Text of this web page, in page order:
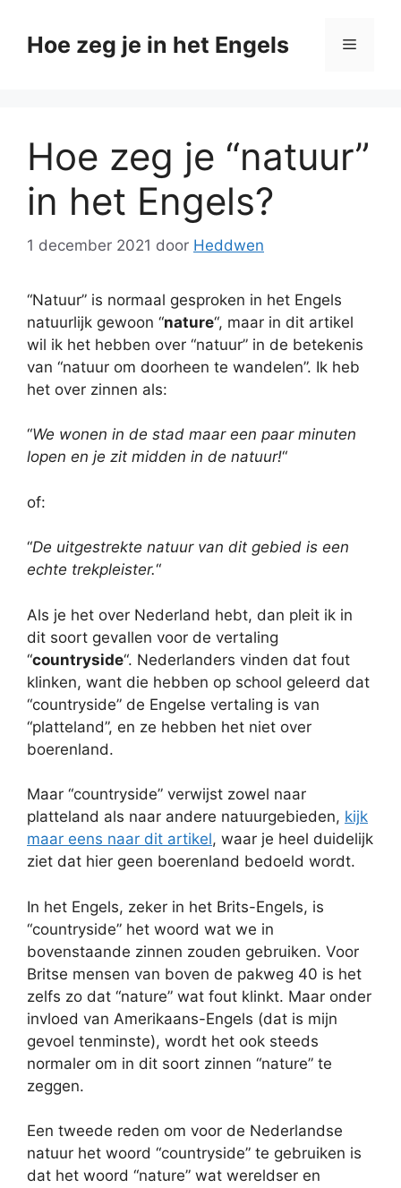
naarHoe zeg je in het Engels Menu
Hoe zeg je “natuur”
in het Engels?
1 december 2021 door Heddwen
“Natuur” is normaal gesproken in het Engels
natuurlijk gewoon “nature“, maar in dit artikel
wil ik het hebben over “natuur” in de betekenis
van “natuur om doorheen te wandelen”. Ik heb
het over zinnen als:
“We wonen in de stad maar een paar minuten
lopen en je zit midden in de natuur!“
of:
“De uitgestrekte natuur van dit gebied is een
echte trekpleister.“
Als je het over Nederland hebt, dan pleit ik in
dit soort gevallen voor de vertaling
“countryside“. Nederlanders vinden dat fout
klinken, want die hebben op school geleerd dat
“countryside” de Engelse vertaling is van
“platteland”, en ze hebben het niet over
boerenland.
Maar “countryside” verwijst zowel naar
platteland als naar andere natuurgebieden, kijk
maar eens naar dit artikel, waar je heel duidelijk
ziet dat hier geen boerenland bedoeld wordt.
In het Engels, zeker in het Brits-Engels, is
“countryside” het woord wat we in
bovenstaande zinnen zouden gebruiken. Voor
Britse mensen van boven de pakweg 40 is het
zelfs zo dat “nature” wat fout klinkt. Maar onder
invloed van Amerikaans-Engels (dat is mijn
gevoel tenminste), wordt het ook steeds
normaler om in dit soort zinnen “nature” te
zeggen.
Een tweede reden om voor de Nederlandse
natuur het woord “countryside” te gebruiken is
dat het woord “nature” wat wereldser en